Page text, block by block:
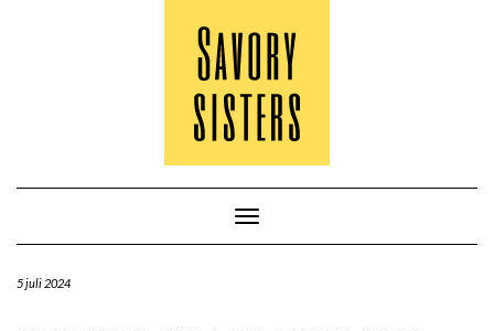
Toggle navigatie
5 juli 2024